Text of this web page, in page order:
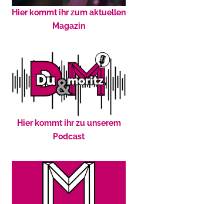
Hier kommt ihr zum aktuellen
Magazin
Hier kommt ihr zu unserem
Podcast